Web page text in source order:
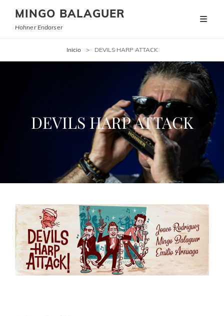
MINGO BALAGUER
Hohner Endorser
Inicio > DEVILS HARP ATTACK
DEVILS HARP ATTACK